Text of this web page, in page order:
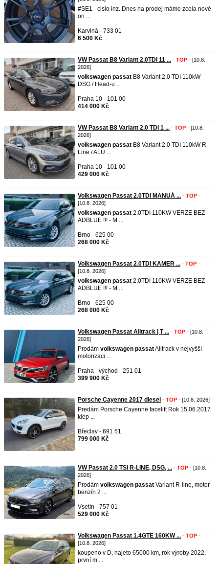
#SE1 - cislo inz. Dnes na prodej máme zcela nové
ori ...
Karviná - 733 01
6 500 Kč
VW Passat B8 Variant 2.0TDI 11 ... - TOP - [10.8.
2026]
volkswagen passat B8 Variant 2.0 TDI 110kW
DSG / Head-u ...
Praha 10 - 101 00
414 000 Kč
VW Passat B8 Variant 2.0 TDI 1 ... - TOP - [10.8.
2026]
volkswagen passat B8 Variant 2.0 TDI 110kW R-
Line / ALU ...
Praha 10 - 101 00
429 000 Kč
Volkswagen Passat 2.0TDI MANUÁ ... - TOP -
[10.8. 2026]
volkswagen passat 2.0TDI 110KW VERZE BEZ
ADBLUE !!! - M ...
Brno - 625 00
268 000 Kč
Volkswagen Passat 2.0TDI KAMER ... - TOP -
[10.8. 2026]
volkswagen passat 2.0TDI 110KW VERZE BEZ
ADBLUE !!! - M ...
Brno - 625 00
268 000 Kč
Volkswagen Passat Alltrack | T ... - TOP - [10.8.
2026]
Prodám volkswagen passatAlltrack v nejvyšší
motorizaci ...
Praha - východ - 251 01
399 900 Kč
Porsche Cayenne 2017 diesel - TOP - [10.8. 2026]
Predám Porsche Cayenne facelift Rok 15.06.2017
klep ...
Břeclav - 691 51
799 000 Kč
VW Passat 2.0 TSI R-LINE, DSG, ... - TOP - [10.8.
2026]
Prodám volkswagen passat Variant R-line, motor
benzín 2 ...
Vsetín - 757 01
529 000 Kč
Volkswagen Passat 1.4GTE 160KW ... - TOP -
[10.8. 2026]
koupeno v D,​ najeto 65000 km, rok výroby 2022,
první m ...